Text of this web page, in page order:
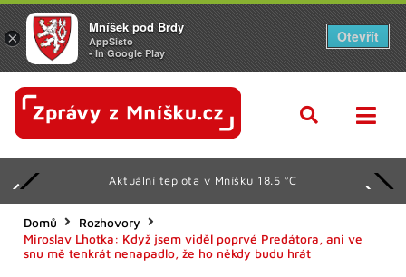
Svátek má Vavřinec
Domů
Rozhovory
Miroslav Lhotka: Když jsem viděl poprvé Predátora, ani ve
snu mě tenkrát nenapadlo, že ho někdy budu hrát
×
Mníšek pod Brdy
AppSisto
- In Google Play
Otevřít